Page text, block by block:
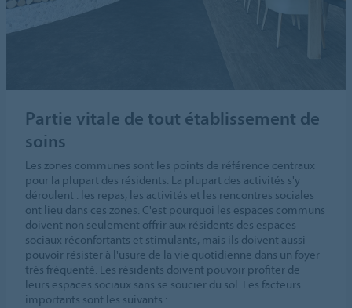
Partie vitale de tout établissement de
soins
Les zones communes sont les points de référence centraux
pour la plupart des résidents. La plupart des activités s'y
déroulent : les repas, les activités et les rencontres sociales
ont lieu dans ces zones. C'est pourquoi les espaces communs
doivent non seulement offrir aux résidents des espaces
sociaux réconfortants et stimulants, mais ils doivent aussi
pouvoir résister à l'usure de la vie quotidienne dans un foyer
très fréquenté. Les résidents doivent pouvoir profiter de
leurs espaces sociaux sans se soucier du sol. Les facteurs
importants sont les suivants :